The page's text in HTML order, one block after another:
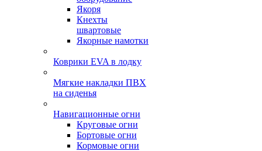
Якоря
Кнехты
швартовые
Якорные намотки
Коврики EVA в лодку
Мягкие накладки ПВХ
на сиденья
Навигационные огни
Круговые огни
Бортовые огни
Кормовые огни